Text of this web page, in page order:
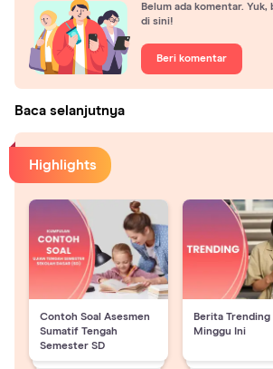
Belum ada komentar.
di sini!
Beri komentar
Baca selanjutnya
Highlights
Contoh Soal Asesmen
Sumatif Tengah
Semester SD
Berita Trending
Minggu Ini